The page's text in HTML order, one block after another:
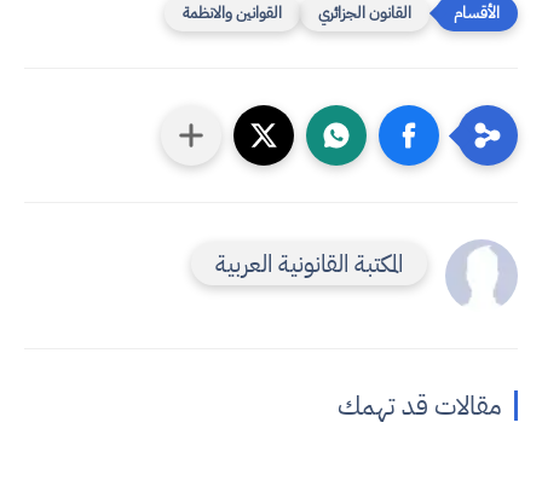
القانون الجزائري القوانين والانظمة
المكتبة القانونية العربية
مقالات قد تهمك